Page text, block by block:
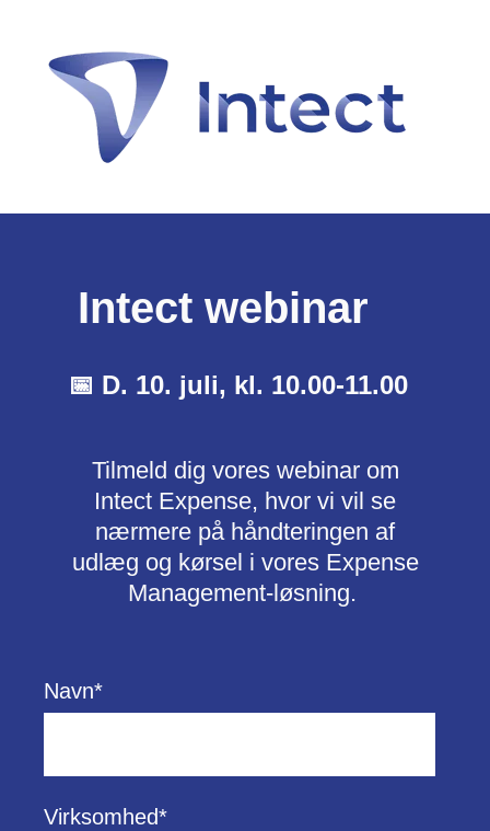
Intect webinar
📅 D. 10. juli, kl. 10.00-11.00
Tilmeld dig vores webinar om
Intect Expense, hvor vi vil se
nærmere på håndteringen af
udlæg og kørsel i vores Expense
Management-løsning.
Navn*
Virksomhed*